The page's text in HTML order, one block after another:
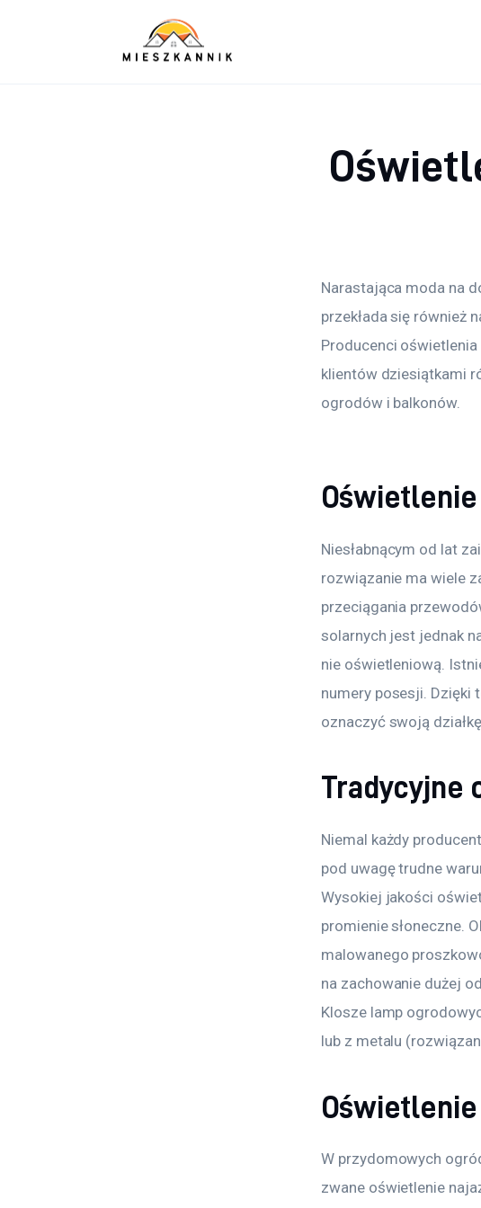
Narastająca moda na
przekłada się również
Producenci
klientów dziesiątkami
ogrodów i balkonów.
Niesłabnącym od lat
rozwiązanie ma wiele
przeciągania
solarnych jest jednak
nie oświetleniową.
numery posesji. Dzięki
oznaczyć swoją działkę.
Tradycyjne
Niemal każdy
pod uwagę trudne
Wysokiej jakości
promienie słoneczne.
malowanego
na zachowanie dużej
Klosze lamp
lub z metalu
W przydomowych
zwane oświetlenie